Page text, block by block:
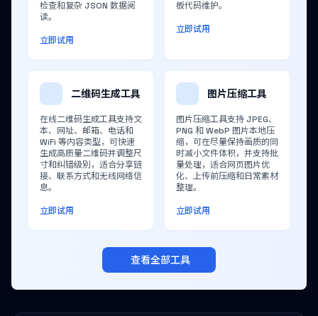
检查和复杂 JSON 数据阅
读。
立即试用
板代码维护。
立即试用
二维码生成工具
在线二维码生成工具支持文
本、网址、邮箱、电话和
WiFi 等内容类型，可快速
生成高质量二维码并调整尺
寸和纠错级别，适合分享链
接、联系方式和无线网络信
息。
立即试用
图片压缩工具
图片压缩工具支持 JPEG、
PNG 和 WebP 图片本地压
缩，可在尽量保持画质的同
时减小文件体积，并支持批
量处理，适合网页图片优
化、上传前压缩和日常素材
整理。
立即试用
查看全部工具